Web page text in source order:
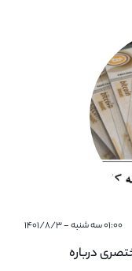
۰۱:۰۰ سه شنبه - ۱۴۰۱/۸/۳
درباره